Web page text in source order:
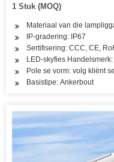
1 Stuk (MOQ)
Materiaal van die
IP-gradering: IP67
Sertifisering: CCC, CE,
LED-skyfies
Pole se vorm: volg kliënt
Basistipe: Ankerbout